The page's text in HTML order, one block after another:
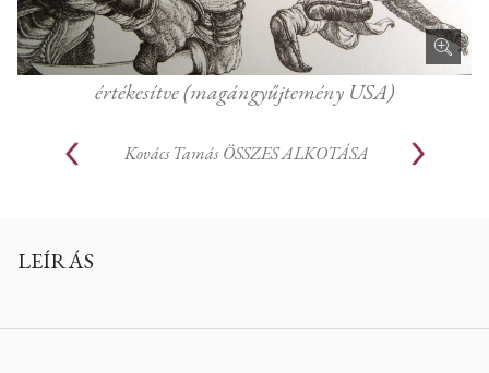
értékesítve (magángyűjtemény USA)
Kovács Tamás ÖSSZES ALKOTÁSA
LEÍRÁS